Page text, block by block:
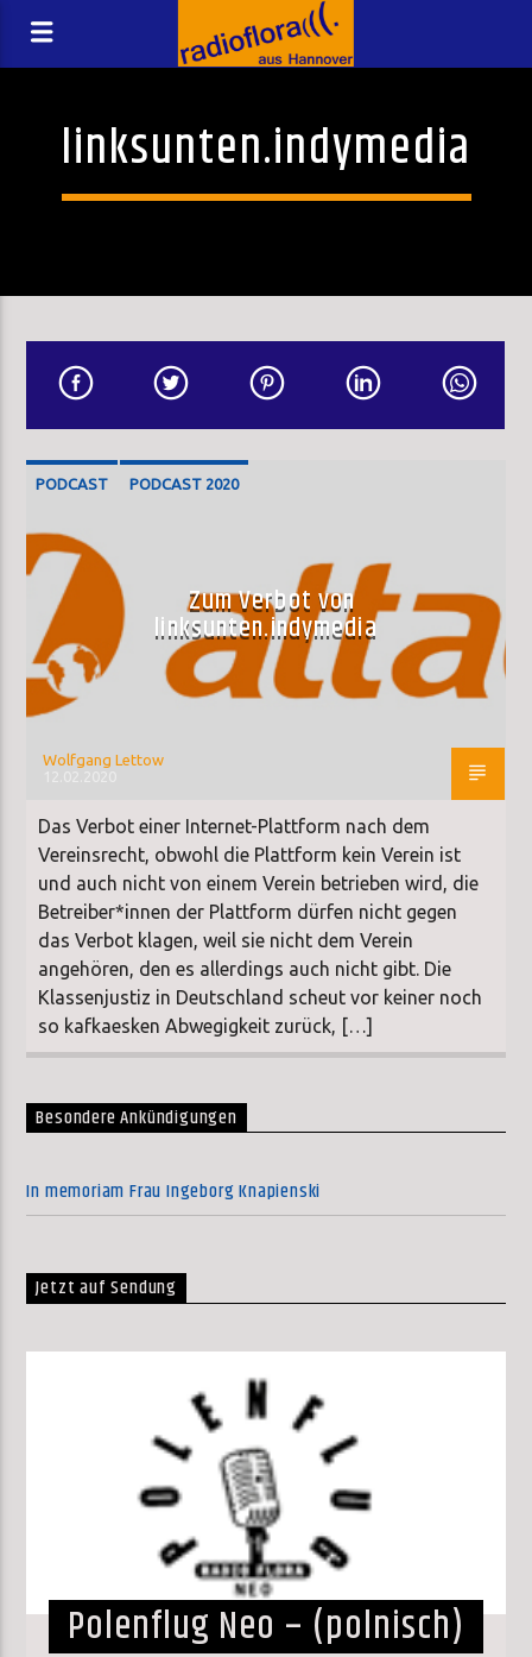
linksunten.indymedia
PODCAST PODCAST 2020
Zum Verbot von
linksunten.indymedia
Wolfgang Lettow
Das Verbot einer Internet-Plattform nach dem
Vereinsrecht, obwohl die Plattform kein Verein ist
und auch nicht von einem Verein betrieben wird, die
Betreiber*innen der Plattform dürfen nicht gegen
das Verbot klagen, weil sie nicht dem Verein
angehören, den es allerdings auch nicht gibt. Die
Klassenjustiz in Deutschland scheut vor keiner noch
so kafkaesken Abwegigkeit zurück, […]
Besondere Ankündigungen
In memoriam Frau Ingeborg Knapienski
Jetzt auf Sendung
Polenflug Neo – (polnisch)